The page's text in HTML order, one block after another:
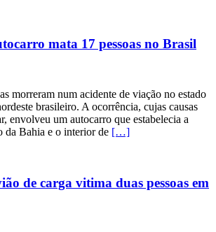
mata 17 pessoas no Brasil
morreram num acidente de viação no estado
brasileiro. A ocorrência, cujas causas
envolveu um autocarro que estabelecia a
da Bahia e o interior de […]
de carga vitima duas pessoas em